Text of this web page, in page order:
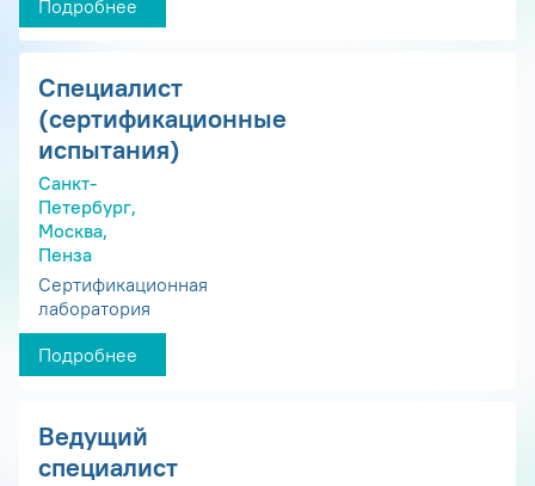
Подробнее
Специалист
(сертификационные
испытания)
Санкт-
Петербург,
Москва,
Пенза
Сертификационная
лаборатория
Подробнее
Ведущий
специалист